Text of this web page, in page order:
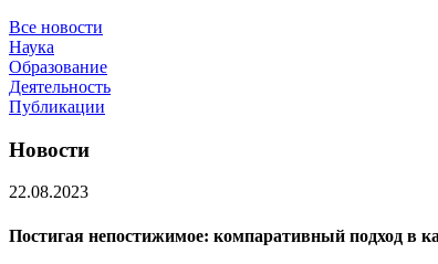
Все новости
Наука
Образование
Деятельность
Публикации
Новости
22.08.2023
Постигая непостижимое: компаративный подход в